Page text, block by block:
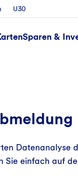
U30
Sparen &
Sie einfach auf